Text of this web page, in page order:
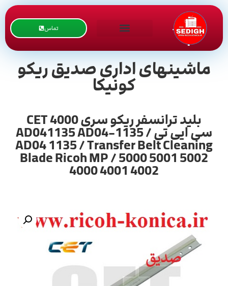
تماس
ماشینهای اداری صدیق ریکو
کونیکا
بلید ترانسفر ریکو سری 4000 CET
سی ایی تی / AD041135 AD04-1135
AD04 1135 / Transfer Belt Cleaning
Blade Ricoh MP / 5000 5001 5002
4000 4001 4002